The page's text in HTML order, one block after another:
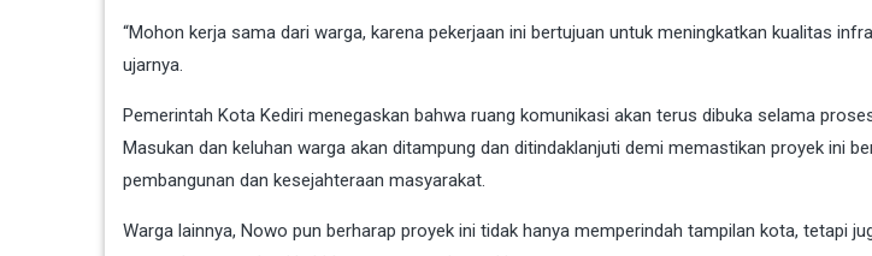
“Mohon kerja sama dari warga, karena pekerjaan ini bertujuan untuk meningkatkan kualitas
ujarnya.
Pemerintah Kota Kediri menegaskan bahwa ruang komunikasi akan terus dibuka selama
Masukan dan keluhan warga akan ditampung dan ditindaklanjuti demi memastikan proyek ini
pembangunan dan kesejahteraan masyarakat.
Warga lainnya, Nowo pun berharap proyek ini tidak hanya memperindah tampilan kota, tetapi